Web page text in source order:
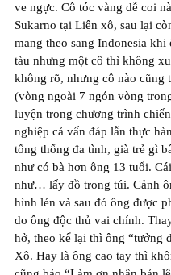
ve ngực. Cô tóc vàng dễ coi
Sukarno tại Liên xô, sau lại
mang theo sang Indonesia
tàu nhưng một cô thì không
không rõ, nhưng cô nào cũng
(vòng ngoài 7 ngón vòng
luyện trong chương trình
nghiệp cả vấn đáp lẫn thực
tổng thống đa tình, già trẻ gì
như có bà hơn ông 13 tuổi.
như… lấy đồ trong túi. Cảnh
hình lén và sau đó ông được
do ông độc thủ vai chính.
hở, theo kể lại thì ông “tưởng
Xô. Hay là ông cao tay thì